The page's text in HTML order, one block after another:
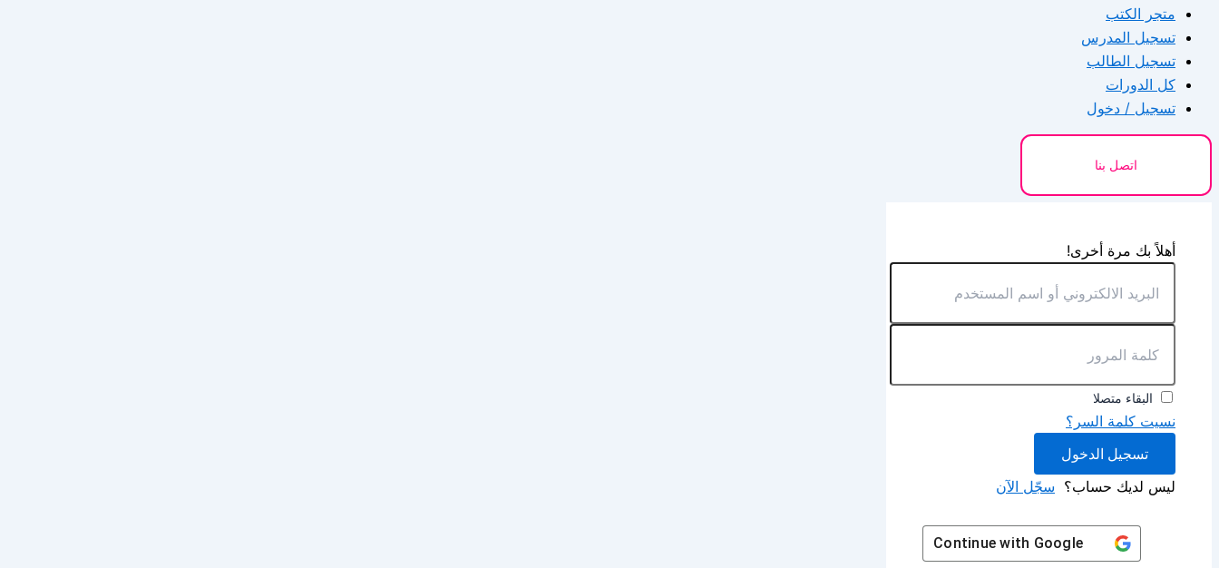
متجر الكتب
تسجيل المدرس
تسجيل الطالب
كل الدورات
تسجيل / دخول
اتصل بنا
أهلاً بك مرة أخرى!
البقاء متصلا
نسيت كلمة السر؟
تسجيل الدخول
ليس لديك حساب؟ سجّل الآن
Continue with Google